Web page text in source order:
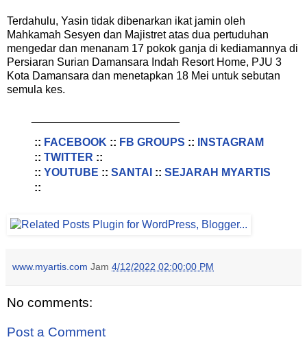
Terdahulu, Yasin tidak dibenarkan ikat jamin oleh
Mahkamah Sesyen dan Majistret atas dua pertuduhan
mengedar dan menanam 17 pokok ganja di kediamannya di
Persiaran Surian Damansara Indah Resort Home, PJU 3
Kota Damansara dan menetapkan 18 Mei untuk sebutan
semula kes.
:: FACEBOOK :: FB GROUPS ::
INSTAGRAM
:: TWITTER ::
:: YOUTUBE :: SANTAI :: SEJARAH MYARTIS
::
www.myartis.com Jam 4/12/2022 02:00:00 PM
No comments:
Post a Comment